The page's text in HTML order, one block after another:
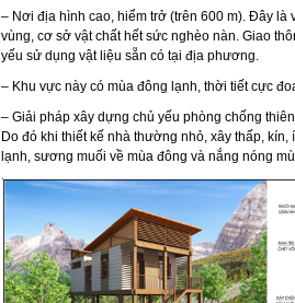
– Nơi địa hình cao, hiểm trở (trên 600 m). Đây là
vùng, cơ sở vật chất hết sức nghèo nàn. Giao
yếu sử dụng vật liệu sẵn có tại địa phương.
– Khu vực này có mùa đông lạnh, thời tiết cực
– Giải pháp xây dựng chủ yếu phòng chống
Do đó khi thiết kế nhà thường nhỏ, xây thấp,
lạnh, sương muối về mùa đông và nắng nóng